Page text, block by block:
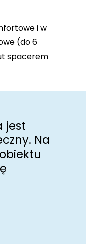
i w
(do 6
spacerem
jest
Na